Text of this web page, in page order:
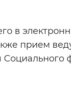
в
прием
Социального